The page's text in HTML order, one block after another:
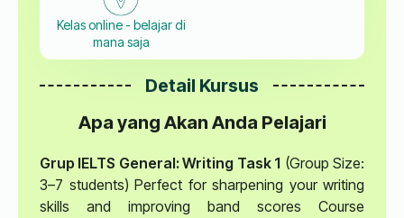
Kelas online - belajar di
mana saja
Detail Kursus
Apa yang Akan Anda Pelajari
Grup IELTS General: Writing Task 1 (Group Size:
3–7 students) Perfect for sharpening your writing
skills and improving band scores Course